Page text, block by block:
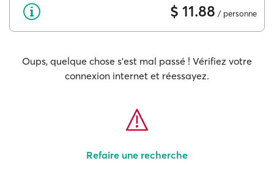
$ 11.88 / personne
Oups, quelque chose s'est mal passé ! Vérifiez votre
connexion internet et réessayez.
Refaire une recherche